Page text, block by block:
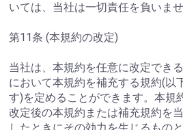
いては、当社は一切責任を負いませ
第11条 (本規約の改定)
当社は、本規約を任意に改定でき
において本規約を補充する規約(以
す)を定めることができます。本規
改定後の本規約または補充規約を